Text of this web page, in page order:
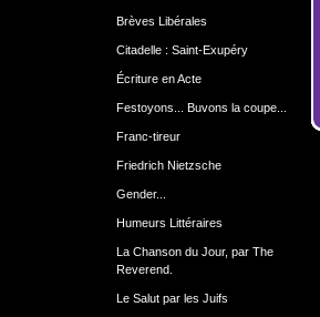
Brèves Libérales
Citadelle : Saint-Exupéry
Écriture en Acte
Festoyons... Buvons la coupe...
Franc-tireur
Friedrich Nietzsche
Gender...
Humeurs Littéraires
La Chanson du Jour, par The
Reverend.
Le Salut par les Juifs